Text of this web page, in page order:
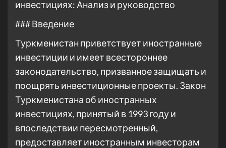
инвестициях: Анализ и руководство
### Введение
Туркменистан приветствует иностранные
инвестиции и имеет всестороннее
законодательство, призванное защищать и
поощрять инвестиционные проекты. Закон
Туркменистана об иностранных
инвестициях, принятый в 1993 году и
впоследствии пересмотренный,
предоставляет иностранным инвесторам